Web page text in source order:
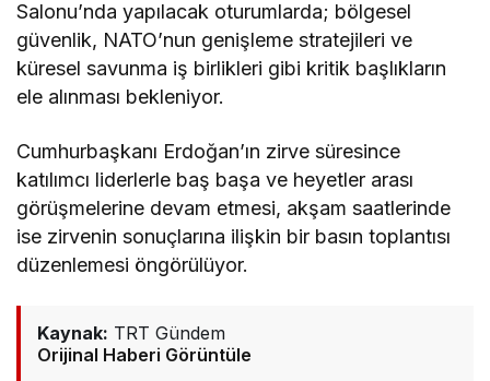
Salonu’nda yapılacak oturumlarda; bölgesel
güvenlik, NATO’nun genişleme stratejileri ve
küresel savunma iş birlikleri gibi kritik başlıkların
ele alınması bekleniyor.
Cumhurbaşkanı Erdoğan’ın zirve süresince
katılımcı liderlerle baş başa ve heyetler arası
görüşmelerine devam etmesi, akşam saatlerinde
ise zirvenin sonuçlarına ilişkin bir basın toplantısı
düzenlemesi öngörülüyor.
Kaynak: TRT Gündem
Orijinal Haberi Görüntüle